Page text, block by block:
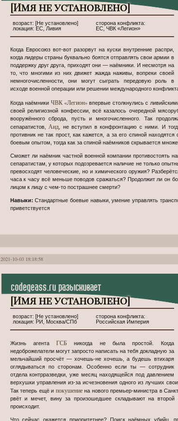
[Имя не установлено]
[Не установлено]
ЕС, Ливия
ЕС, ЧВК «Легион»
Когда Евросоюз вот-вот разорвут на куски внутренние распри,
когда лидеры страны буквально боятся отправлять свои армии в
поддержку друг друга, приходят они — наёмники. И несмотря на
то, что многими из них движет жажда наживы, вопреки своей
немногочисленности, они могут сыграть передовую роль в
исходе военной операции или решении международного
Когда наёмники ЧВК «Легион»впервые столкнулись с
своей религиозной конфессии, всё казалось очередной
вооружённого сброда, пусть и многочисленного. Так
сепаратистов, Аид , не вступил в конфронтацию с ними. И
противник не так прост, как кажется, а за его спиной
боевым опытом, тогда как за спиной наёмников скрывается
Сможет ли наёмник частной военной компании противостоять
сепаратистам, у которых подозревается наличие не только
превосходят человеческие, но и химического оружия?
часа к часу всё меньше поводов сражаться? Продолжит ли он
лицом к лицу с чем-то пострашнее смерти?
Навыки: Стандартные боевые навыки, умение управлять
приветствуется
2021-10-03 18:18:58
[Имя не установлено]
[Не установлено]
РИ, Москва/СПб
Российская Империя
Жизнь агентаГСБ никогда не была простой. Когда
недоброжелатели могут запросто написать на тебя докладную за
мельчайший просчёт — хочешь-не хочешь, а будешь втихаря
оглядываться по сторонам. Особенно если ты — сотрудник
отдела контрразведки, уже месяц находящейся под давлением
верхушки управления из-за исчезновения одного из лучших
Так теперь ещё и покушениена нового премьер-министра в
рвёт и мечет, вину за произошедшее складывают на
происходит.
Что сейчас окажется приоритетнее? Поиск наёмных